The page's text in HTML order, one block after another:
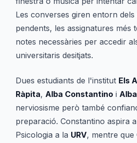
Les converses giren entorn dels
pendents, les assignatures més
notes necessàries per accedir
universitaris desitjats.
Dues estudiants de l'institut Els
Ràpita, Alba Constantino i
nerviosisme però també
preparació. Constantino aspira
Psicologia a la URV, mentre que